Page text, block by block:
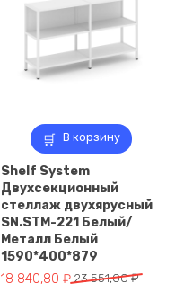
В корзину
Shelf System
Двухсекционный
стеллаж двухярусный
SN.STM-221 Белый/
Металл Белый
1590*400*879
23 551,00₽
Первоначальная
18 840,80 ₽
Текущая